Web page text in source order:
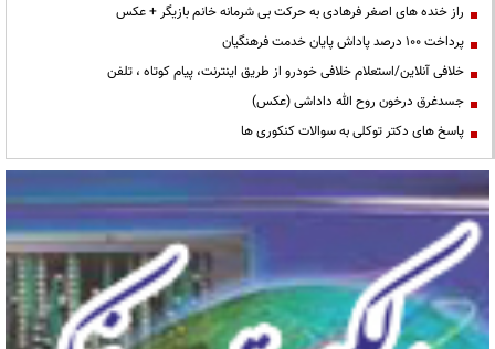
راز خنده های اصغر فرهادی به حرکت بی شرمانه خانم بازیگر + عکس
پرداخت ۱۰۰ درصد پاداش پایان خدمت فرهنگیان
خلافی آنلاین/استعلام خلافی خودرو از طریق اینترنت، پیام کوتاه ، تلفن
جسدغرق درخون روح الله داداشی (عکس)
پاسخ های دکتر توکلی به سوالات کنکوری ها